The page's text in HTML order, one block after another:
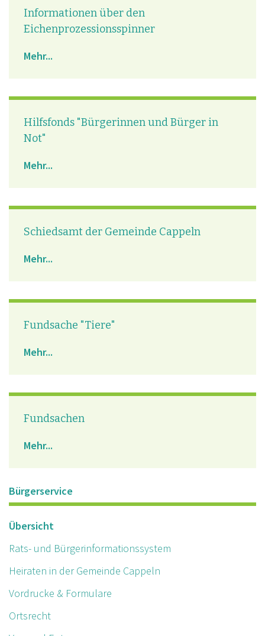
Informationen über den
Eichenprozessionsspinner
Mehr...
Hilfsfonds "Bürgerinnen und Bürger in
Not"
Mehr...
Schiedsamt der Gemeinde Cappeln
Mehr...
Fundsache "Tiere"
Mehr...
Fundsachen
Mehr...
Bürgerservice
Übersicht
Rats- und Bürgerinformationssystem
Heiraten in der Gemeinde Cappeln
Vordrucke & Formulare
Ortsrecht